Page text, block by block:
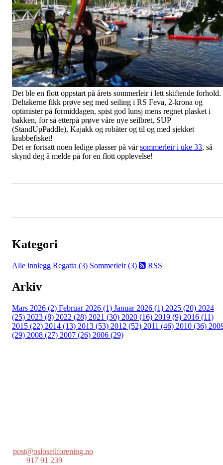
Det ble en flott oppstart på årets sommerleir i lett skiftende forhold.
Deltakerne fikk prøve seg med seiling i RS Feva, 2-krona og
optimister på formiddagen, spist god lunsj mens regnet plasket i
bakken, for så etterpå prøve våre nye seilbret, SUP
(StandUpPaddle), Kajakk og robåter og til og med sjekket
krabbefisket!
Det er fortsatt noen ledige plasser på vårsommerleir i uke 33, så
skynd deg å melde på for en flott opplevelse!
Kategori
Alle innlegg Regatta (3) Sommerleir (3) RSS
Arkiv
Mars 2026 (2) Februar 2026 (1) Januar 2026 (1) 2025 (20) 2024
(25) 2023 (8) 2022 (28) 2021 (30) 2020 (16) 2019 (9) 2016 (11)
2015 (22) 2014 (13) 2013 (53) 2012 (52) 2011 (46) 2010 (36)
(29) 2008 (27) 2007 (26) 2006 (29)
post@osloseilforening.no
917 91 239